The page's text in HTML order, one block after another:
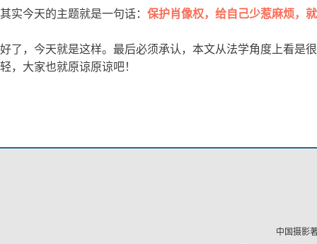
其实今天的主题就是一句话： 保护肖像权，给自己少惹麻烦，
好了，今天就是这样。最后必须承认，本文从法学角度上看是
轻，大家也就原谅原谅吧！
中国摄影